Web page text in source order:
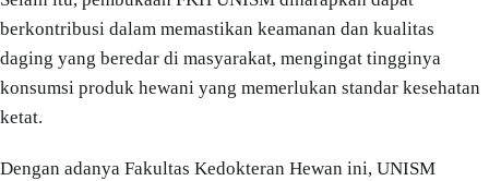
berkontribusi dalam memastikan keamanan dan kualitas
daging yang beredar di masyarakat, mengingat tingginya
konsumsi produk hewani yang memerlukan standar kesehatan
ketat.
Dengan adanya Fakultas Kedokteran Hewan ini, UNISM